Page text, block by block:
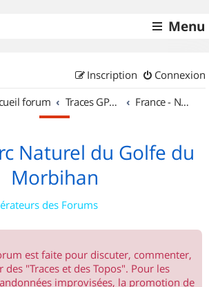
Menu
Connexion
Inscription
forum Traces GPS de randos VTT France - Nord Ouest
Naturel du Golfe du
Morbihan
des Forums
est faite pour discuter, commenter,
"Traces et des Topos". Pour les
improvisées, la promotion de